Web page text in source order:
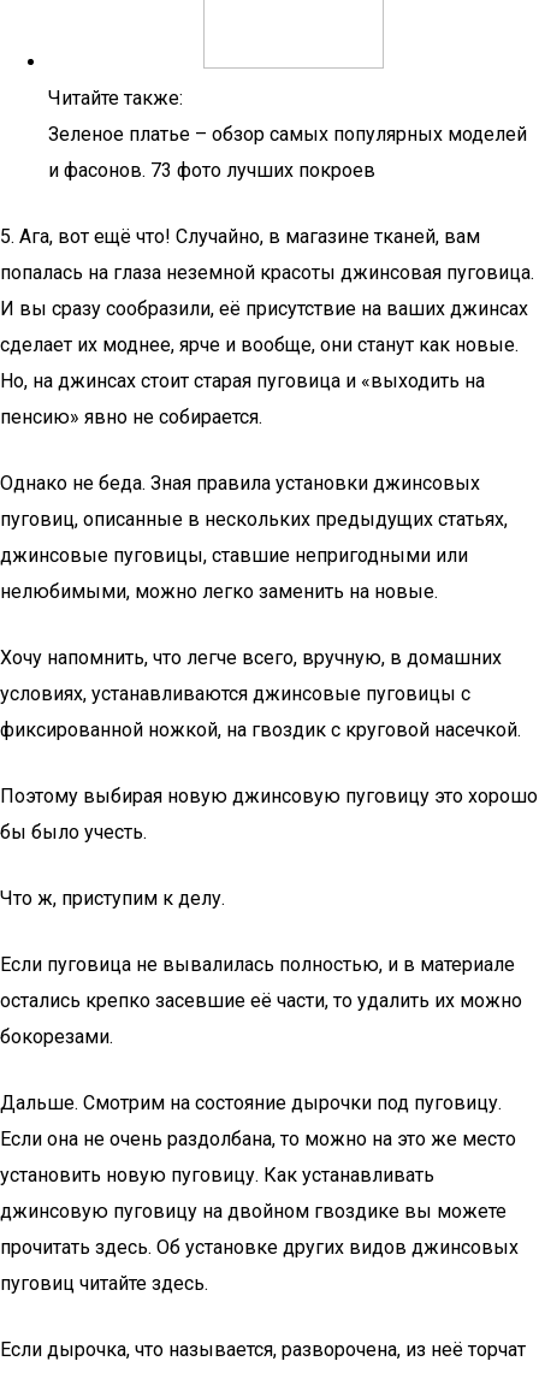
Читайте также:
Зеленое платье – обзор самых популярных моделей
и фасонов. 73 фото лучших покроев
5. Ага, вот ещё что! Случайно, в магазине тканей, вам
попалась на глаза неземной красоты джинсовая пуговица.
И вы сразу сообразили, её присутствие на ваших джинсах
сделает их моднее, ярче и вообще, они станут как новые.
Но, на джинсах стоит старая пуговица и «выходить на
пенсию» явно не собирается.
Однако не беда. Зная правила установки джинсовых
пуговиц, описанные в нескольких предыдущих статьях,
джинсовые пуговицы, ставшие непригодными или
нелюбимыми, можно легко заменить на новые.
Хочу напомнить, что легче всего, вручную, в домашних
условиях, устанавливаются джинсовые пуговицы с
фиксированной ножкой, на гвоздик с круговой насечкой.
Поэтому выбирая новую джинсовую пуговицу это хорошо
бы было учесть.
Что ж, приступим к делу.
Если пуговица не вывалилась полностью, и в материале
остались крепко засевшие её части, то удалить их можно
бокорезами.
Дальше. Смотрим на состояние дырочки под пуговицу.
Если она не очень раздолбана, то можно на это же место
установить новую пуговицу. Как устанавливать
джинсовую пуговицу на двойном гвоздике вы можете
прочитать здесь. Об установке других видов джинсовых
пуговиц читайте здесь.
Если дырочка, что называется, разворочена, из неё торчат